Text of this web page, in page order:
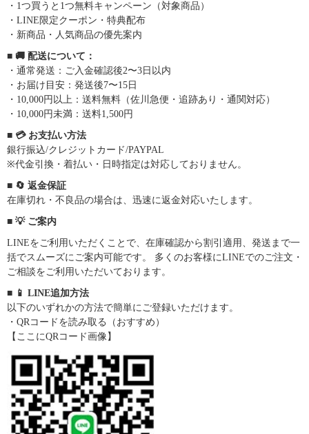
・1つ買うと1つ無料キャンペーン（対象商品）
・LINE限定クーポン・特典配布
・新商品・人気商品の優先案内
■ 🚚 配送について：
・通常発送：ご入金確認後2〜3日以内
・お届け目安：発送後7〜15日
・10,000円以上：送料無料（佐川急便・追跡あり・通関対応）
・10,000円未満：送料1,500円
■ 💳 お支払い方法
銀行振込/クレジットカード/PAYPAL
※代金引換・着払い・日時指定は対応しておりません。
■ 🔄 返金保証
在庫切れ・不良品の場合は、迅速に返金対応いたします。
■ 💡 ご案内
LINEをご利用いただくことで、在庫確認から割引適用、発送まで一
括でスムーズにご案内可能です。 多くのお客様にLINEでのご注文・
ご相談をご利用いただいております。
■ 📱 LINE追加方法
以下のいずれかの方法で簡単にご登録いただけます。
・QRコードを読み取る（おすすめ）
【ここにQRコード画像】